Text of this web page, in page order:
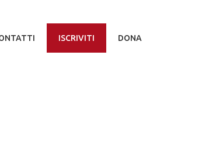
ISCRIVITI DONA